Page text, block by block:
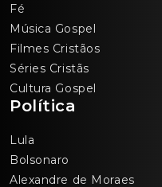
Fé
Música Gospel
Filmes Cristãos
Séries Cristãs
Cultura Gospel
Política
Lula
Bolsonaro
Alexandre de Moraes